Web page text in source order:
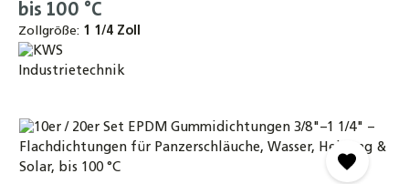
bis 100 °C
Zollgröße: 1 1/4 Zoll
Bildergalerie überspringen